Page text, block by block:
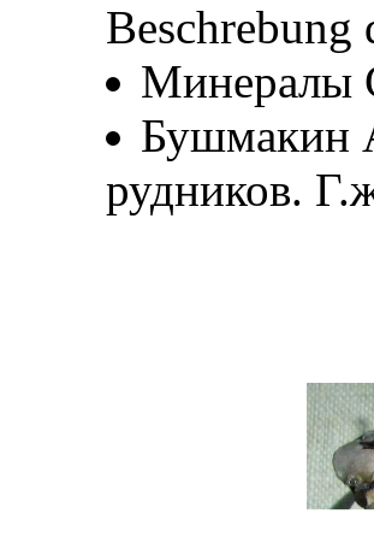
Beschrebung
Минералы
Бушмакин
рудников.